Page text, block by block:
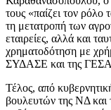
τους «παίζει τον
τη μετατροπή των
εταιρείες, αλλά και
χρηματοδότηση με
ΣΥΔΑΣΕ και της
Τέλος, από
βουλευτών της ΝΔ